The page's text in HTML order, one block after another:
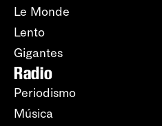
Le Monde
Lento
Gigantes
Radio
Periodismo
Música